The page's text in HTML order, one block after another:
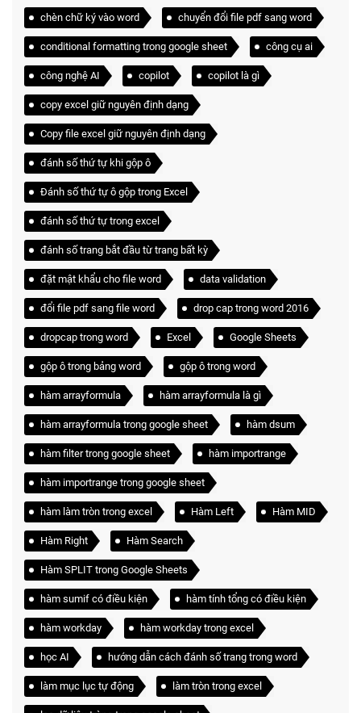
chèn chữ ký vào word chuyển đổi file pdf sang word
conditional formatting trong google sheet công cụ ai
công nghệ AI copilot copilot là gì
copy excel giữ nguyên định dạng
Copy file excel giữ nguyên định dạng
đánh số thứ tự khi gộp ô
Đánh số thứ tự ô gộp trong Excel
đánh số thứ tự trong excel
đánh số trang bắt đầu từ trang bất kỳ
đặt mật khẩu cho file word data validation
đổi file pdf sang file word drop cap trong word 2016
dropcap trong word Excel Google Sheets
gộp ô trong bảng word gộp ô trong word
hàm arrayformula hàm arrayformula là gì
hàm arrayformula trong google sheet hàm dsum
hàm filter trong google sheet hàm importrange
hàm importrange trong google sheet
hàm làm tròn trong excel Hàm Left Hàm MID
Hàm Right Hàm Search
Hàm SPLIT trong Google Sheets
hàm sumif có điều kiện hàm tính tổng có điều kiện
hàm workday hàm workday trong excel
học AI hướng dẫn cách đánh số trang trong word
làm mục lục tự động làm tròn trong excel